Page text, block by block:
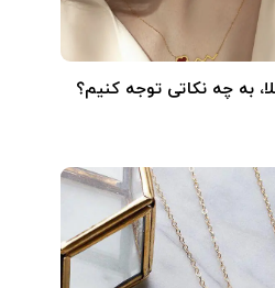
به چه نکاتی توجه کنیم؟